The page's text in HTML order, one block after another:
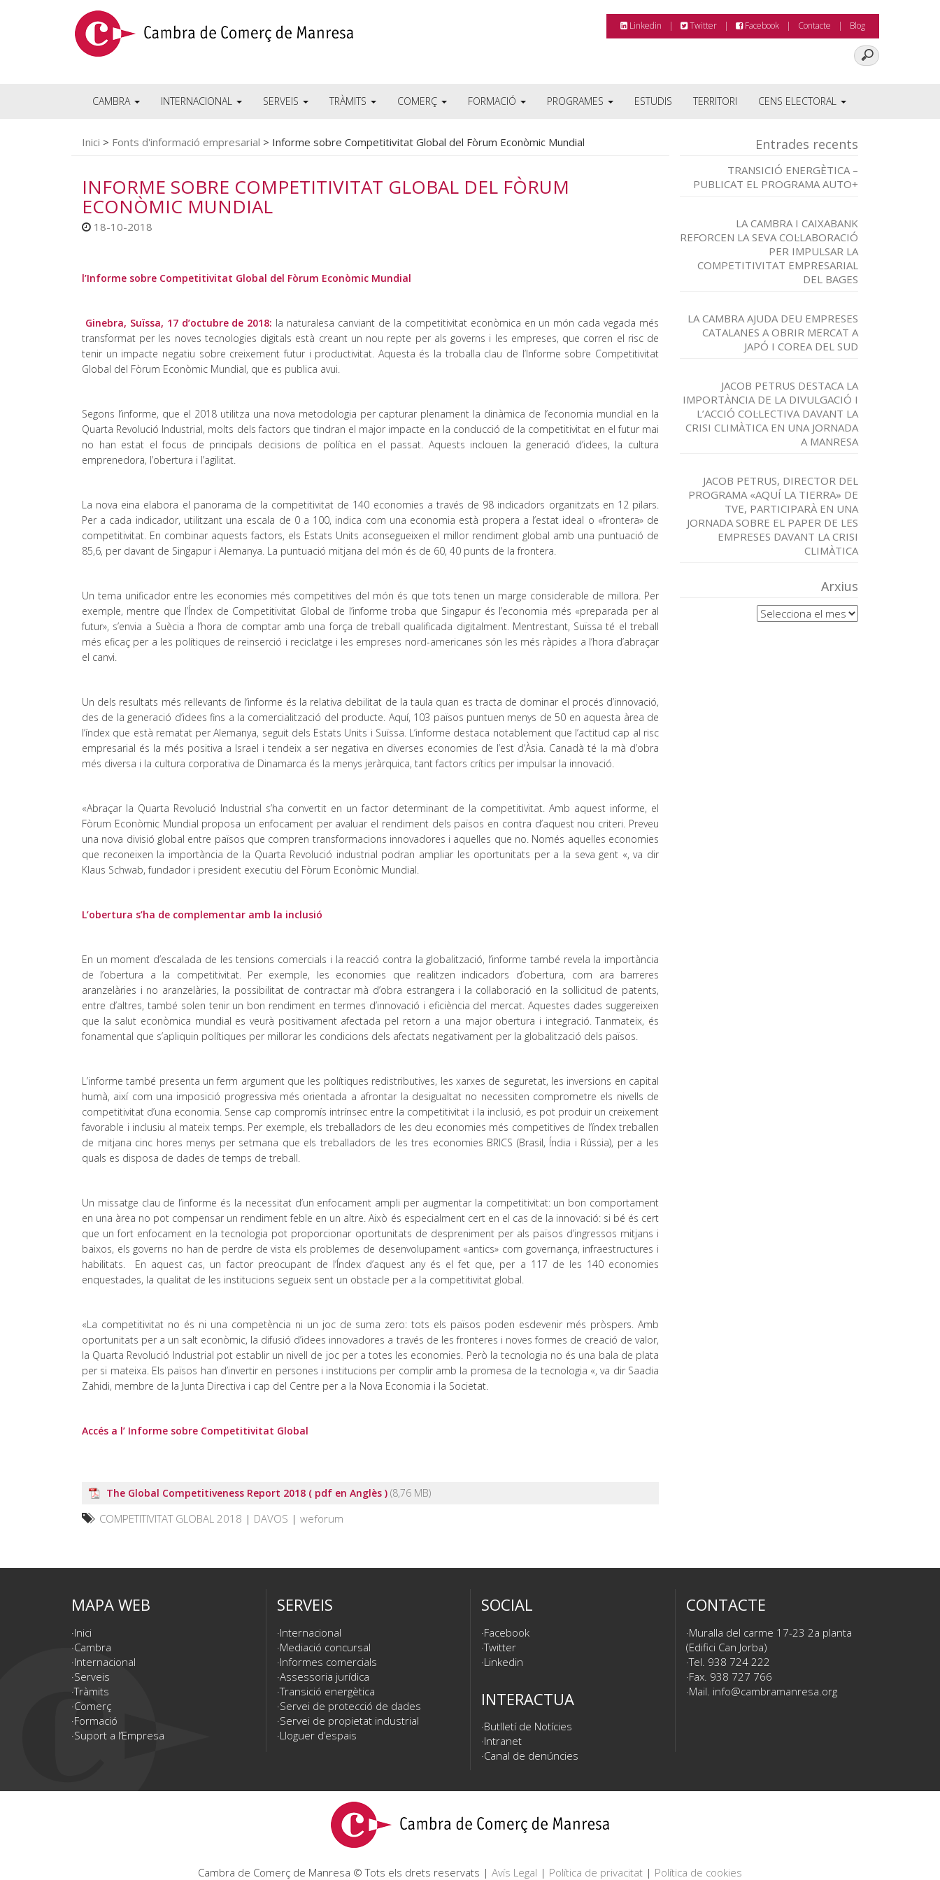
Linkedin Twitter Facebook Contacte Blog
CAMBRA INTERNACIONAL SERVEIS TRÀMITS COMERÇ FORMACIÓ PROGRAMES ESTUDIS TERRITORI CENS ELECTORAL
Inici > Fonts d'informació empresarial > Informe sobre Competitivitat Global del Fòrum Econòmic Mundial
INFORME SOBRE COMPETITIVITAT GLOBAL DEL FÒRUM
ECONÒMIC MUNDIAL
18-10-2018
l’Informe sobre Competitivitat Global del Fòrum Econòmic Mundial
Ginebra, Suïssa, 17 d’octubre de 2018: la naturalesa canviant de la competitivitat econòmica en un món cada vegada més
transformat per les noves tecnologies digitals està creant un nou repte per als governs i les empreses, que corren el risc de
tenir un impacte negatiu sobre creixement futur i productivitat. Aquesta és la troballa clau de l’Informe sobre Competitivitat
Global del Fòrum Econòmic Mundial, que es publica avui.
Segons l’informe, que el 2018 utilitza una nova metodologia per capturar plenament la dinàmica de l’economia mundial en la
Quarta Revolució Industrial, molts dels factors que tindran el major impacte en la conducció de la competitivitat en el futur mai
no han estat el focus de principals decisions de política en el passat. Aquests inclouen la generació d’idees, la cultura
emprenedora, l’obertura i l’agilitat.
La nova eina elabora el panorama de la competitivitat de 140 economies a través de 98 indicadors organitzats en 12 pilars.
Per a cada indicador, utilitzant una escala de 0 a 100, indica com una economia està propera a l’estat ideal o «frontera» de
competitivitat. En combinar aquests factors, els Estats Units aconsegueixen el millor rendiment global amb una puntuació de
85,6, per davant de Singapur i Alemanya. La puntuació mitjana del món és de 60, 40 punts de la frontera.
Un tema unificador entre les economies més competitives del món és que tots tenen un marge considerable de millora. Per
exemple, mentre que l’Índex de Competitivitat Global de l’informe troba que Singapur és l’economia més «preparada per al
futur», s’envia a Suècia a l’hora de comptar amb una força de treball qualificada digitalment. Mentrestant, Suïssa té el treball
més eficaç per a les polítiques de reinserció i reciclatge i les empreses nord-americanes són les més ràpides a l’hora d’abraçar
el canvi.
Un dels resultats més rellevants de l’informe és la relativa debilitat de la taula quan es tracta de dominar el procés d’innovació,
des de la generació d’idees fins a la comercialització del producte. Aquí, 103 països puntuen menys de 50 en aquesta àrea de
l’índex que està rematat per Alemanya, seguit dels Estats Units i Suïssa. L’informe destaca notablement que l’actitud cap al risc
empresarial és la més positiva a Israel i tendeix a ser negativa en diverses economies de l’est d’Àsia. Canadà té la mà d’obra
més diversa i la cultura corporativa de Dinamarca és la menys jeràrquica, tant factors crítics per impulsar la innovació.
«Abraçar la Quarta Revolució Industrial s’ha convertit en un factor determinant de la competitivitat. Amb aquest informe, el
Fòrum Econòmic Mundial proposa un enfocament per avaluar el rendiment dels països en contra d’aquest nou criteri. Preveu
una nova divisió global entre països que compren transformacions innovadores i aquelles que no. Només aquelles economies
que reconeixen la importància de la Quarta Revolució industrial podran ampliar les oportunitats per a la seva gent «, va dir
Klaus Schwab, fundador i president executiu del Fòrum Econòmic Mundial.
L’obertura s’ha de complementar amb la inclusió
En un moment d’escalada de les tensions comercials i la reacció contra la globalització, l’informe també revela la importància
de l’obertura a la competitivitat. Per exemple, les economies que realitzen indicadors d’obertura, com ara barreres
aranzelàries i no aranzelàries, la possibilitat de contractar mà d’obra estrangera i la col·laboració en la sol·licitud de patents,
entre d’altres, també solen tenir un bon rendiment en termes d’innovació i eficiència del mercat. Aquestes dades suggereixen
que la salut econòmica mundial es veurà positivament afectada pel retorn a una major obertura i integració. Tanmateix, és
fonamental que s’apliquin polítiques per millorar les condicions dels afectats negativament per la globalització dels països.
L’informe també presenta un ferm argument que les polítiques redistributives, les xarxes de seguretat, les inversions en capital
humà, així com una imposició progressiva més orientada a afrontar la desigualtat no necessiten comprometre els nivells de
competitivitat d’una economia. Sense cap compromís intrínsec entre la competitivitat i la inclusió, es pot produir un creixement
favorable i inclusiu al mateix temps. Per exemple, els treballadors de les deu economies més competitives de l’índex treballen
de mitjana cinc hores menys per setmana que els treballadors de les tres economies BRICS (Brasil, Índia i Rússia), per a les
quals es disposa de dades de temps de treball.
Un missatge clau de l’informe és la necessitat d’un enfocament ampli per augmentar la competitivitat: un bon comportament
en una àrea no pot compensar un rendiment feble en un altre. Això és especialment cert en el cas de la innovació: si bé és cert
que un fort enfocament en la tecnologia pot proporcionar oportunitats de despreniment per als països d’ingressos mitjans i
baixos, els governs no han de perdre de vista els problemes de desenvolupament «antics» com governança, infraestructures i
habilitats. En aquest cas, un factor preocupant de l’Índex d’aquest any és el fet que, per a 117 de les 140 economies
enquestades, la qualitat de les institucions segueix sent un obstacle per a la competitivitat global.
«La competitivitat no és ni una competència ni un joc de suma zero: tots els països poden esdevenir més pròspers. Amb
oportunitats per a un salt econòmic, la difusió d’idees innovadores a través de les fronteres i noves formes de creació de valor,
la Quarta Revolució Industrial pot establir un nivell de joc per a totes les economies. Però la tecnologia no és una bala de plata
per si mateixa. Els països han d’invertir en persones i institucions per complir amb la promesa de la tecnologia «, va dir Saadia
Zahidi, membre de la Junta Directiva i cap del Centre per a la Nova Economia i la Societat.
Accés a l’ Informe sobre Competitivitat Global
The Global Competitiveness Report 2018 ( pdf en Anglès )
COMPETITIVITAT GLOBAL 2018 | DAVOS | weforum
Entrades recents
TRANSICIÓ ENERGÈTICA –
PUBLICAT EL PROGRAMA AUTO+
LA CAMBRA I CAIXABANK
REFORCEN LA SEVA COL·LABORACIÓ
PER IMPULSAR LA
COMPETITIVITAT EMPRESARIAL
DEL BAGES
LA CAMBRA AJUDA DEU EMPRESES
CATALANES A OBRIR MERCAT A
JAPÓ I COREA DEL SUD
JACOB PETRUS DESTACA LA
IMPORTÀNCIA DE LA DIVULGACIÓ I
L’ACCIÓ COL·LECTIVA DAVANT LA
CRISI CLIMÀTICA EN UNA JORNADA
A MANRESA
JACOB PETRUS, DIRECTOR DEL
PROGRAMA «AQUÍ LA TIERRA» DE
TVE, PARTICIPARÀ EN UNA
JORNADA SOBRE EL PAPER DE LES
EMPRESES DAVANT LA CRISI
CLIMÀTICA
Arxius
Arxius
MAPA WEB
Inici
Cambra
Internacional
Serveis
Tràmits
Comerç
Formació
Suport a l’Empresa
SERVEIS
Internacional
Mediació concursal
Informes comercials
Assessoria jurídica
Transició energètica
Servei de protecció de dades
Servei de propietat industrial
Lloguer d’espais
SOCIAL
Facebook
Twitter
Linkedin
INTERACTUA
Butlletí de Notícies
Intranet
Canal de denúncies
CONTACTE
Muralla del carme 17-23 2a planta
(Edifici Can Jorba)
Tel. 938 724 222
Fax. 938 727 766
Mail. info@cambramanresa.org
Cambra de Comerç de Manresa © Tots els drets reservats | Avís Legal | Política de privacitat | Política de cookies